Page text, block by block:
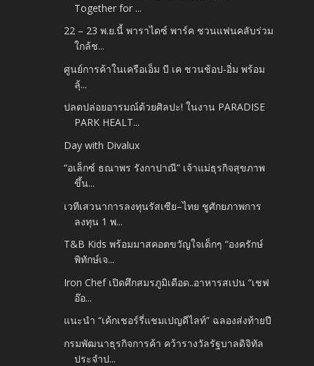
Together for ...
22 – 23 พ.ย.นี้ พาราไดซ์ พาร์ค ชวนแฟนคลับร่วม
ใกล้ช...
ศูนย์การค้าในเครือเอ็ม บี เค ชวนช้อป-อิ่ม พร้อม
ลุ้...
ปลดปล่อยอารมณ์ด้วยศิลปะ! ในงาน PARADISE
PARK HEALT...
Day with Divalux
“อเล็กซ์ ธณาพร รังกาปาณี” เจ้าแม่ธุรกิจสุขภาพ
ขึ้น...
เวทีเสวนาการลงทุนรัสเซีย–ไทย ชูศักยภาพการ
ลงทุน 1 พ...
T&B Kids พร้อมมาสคอตขวัญใจเด็กๆ “องครักษ์
พิทักษ์เจ...
Iron Chef เปิดศึกสมรภูมิเดือด..อาหารสเปน “เชฟ
อ๊อ...
แนะนำ “เค้กเชอร์รี่แชมเปญดีไลท์” ฉลองส่งท้ายปี
กรมพัฒนาธุรกิจการค้า คว้ารางวัลรัฐบาลดิจิทัล
ประจำป...